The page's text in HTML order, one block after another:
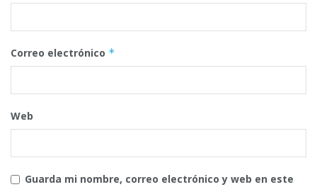
Correo electrónico *
Web
Guarda mi nombre, correo electrónico y web en este